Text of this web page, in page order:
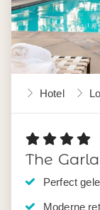
Hotel
The
Perfect
Moderne